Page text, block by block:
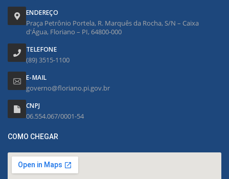
ENDEREÇO
Praça Petrônio Portela, R. Marquês da Rocha, S/N – Caixa
d'Água, Floriano – PI, 64800-000
TELEFONE
(89) 3515-1100
E-MAIL
governo@floriano.pi.gov.br
CNPJ
06.554.067/0001-54
COMO CHEGAR